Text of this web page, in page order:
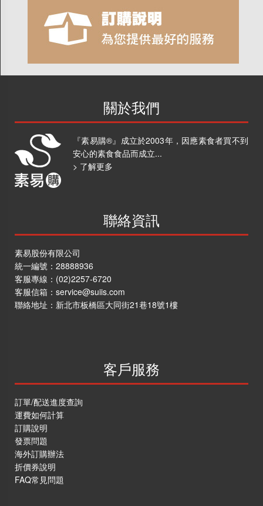
關於我們
『素易購®』成立於2003年，因應素食者買不到
安心的素食食品而成立...
> 了解更多
聯絡資訊
素易股份有限公司
統一編號：28888936
客服專線： (02)2257-6720
客服信箱： service@suiis.com
聯絡地址： 新北市板橋區大同街21巷18號1樓
客戶服務
訂單/配送進度查詢
運費如何計算
訂購說明
發票問題
海外訂購辦法
折價券說明
FAQ常見問題